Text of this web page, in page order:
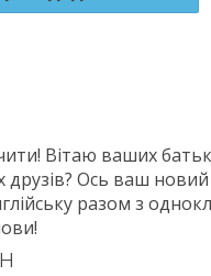
Вітаю ваших
Ось ваш
разом з